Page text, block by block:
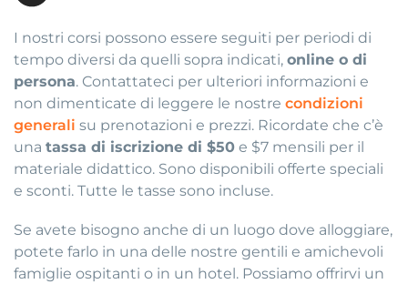
I nostri corsi possono essere seguiti per periodi di
tempo diversi da quelli sopra indicati, online o di
persona. Contattateci per ulteriori informazioni e
non dimenticate di leggere le nostre condizioni
generali su prenotazioni e prezzi. Ricordate che c’è
una tassa di iscrizione di $50 e $7 mensili per il
materiale didattico. Sono disponibili offerte speciali
e sconti. Tutte le tasse sono incluse.
Se avete bisogno anche di un luogo dove alloggiare,
potete farlo in una delle nostre gentili e amichevoli
famiglie ospitanti o in un hotel. Possiamo offrirvi un